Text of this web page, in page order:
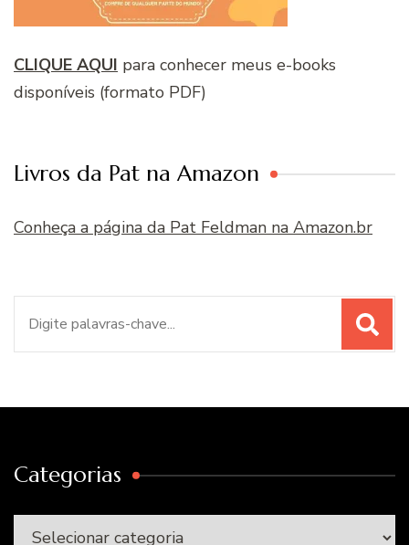
CLIQUE AQUI para conhecer meus e-books
disponíveis (formato PDF)
Livros da Pat na Amazon
Conheça a página da Pat Feldman na Amazon.br
Categorias
Categorias